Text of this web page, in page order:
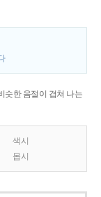
슷한 음절이 겹쳐 나는
색시
몹시